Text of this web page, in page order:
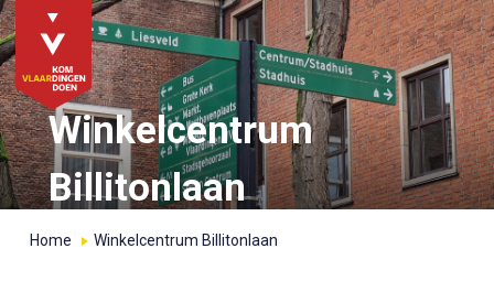
Winkelcentrum
Billitonlaan
Home Winkelcentrum Billitonlaan